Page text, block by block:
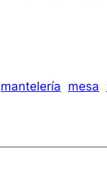
mantelería mesa